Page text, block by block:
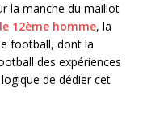
la manche du maillot
le 12ème homme, la
football, dont la
des expériences
de dédier cet